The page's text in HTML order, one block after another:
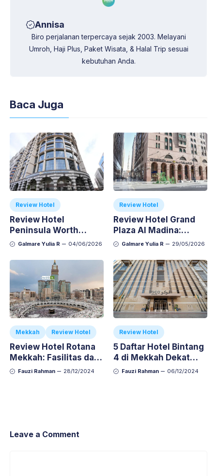
Annisa
Biro perjalanan terpercaya sejak 2003. Melayani
Umroh, Haji Plus, Paket Wisata, & Halal Trip sesuai
kebutuhan Anda.
Baca Juga
Review Hotel
Review Hotel
Peninsula Worth
Madinah, Cek Fasilitas
Galmare Yulia R 04/06/2026
Review Hotel
Review Hotel Grand
Plaza Al Madina:
Lokasi Strategis,
Masjid Nabawi
Galmare Yulia R 29/05/2026
Mekkah Review Hotel
Review Hotel Rotana
Mekkah: Fasilitas dan
Jarak ke Haram
Fauzi Rahman 28/12/2024
Review Hotel
5 Daftar Hotel Bintang
4 di Mekkah Dekat
Masjidil Haram
Fauzi Rahman 06/12/2024
Leave a Comment